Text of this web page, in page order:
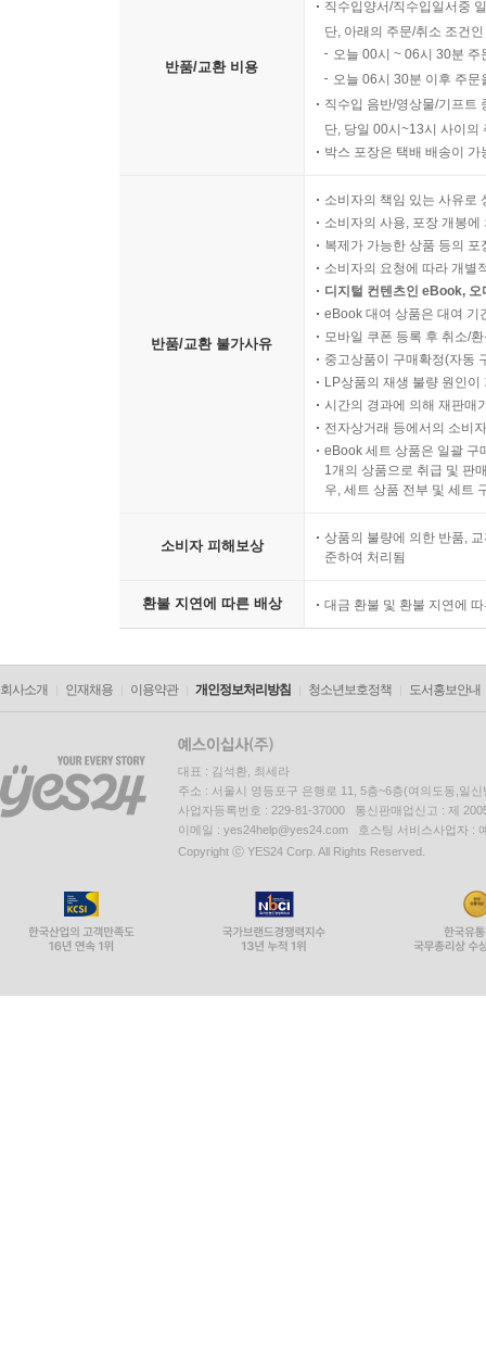
반품/교환 비용
직수입양서/직수입일서중
단, 아래의 주문/취소 조건
오늘 00시 ~ 06시 30분
오늘 06시 30분 이후 주
직수입 음반/영상물/기프트
단, 당일 00시~13시 사이의
박스 포장은 택배 배송이
반품/교환 불가사유
소비자의 책임 있는 사유로
소비자의 사용, 포장 개봉
복제가 가능한 상품 등의
소비자의 요청에 따라 개별
디지털 컨텐츠인 eBook,
eBook 대여 상품은 대여 기
모바일 쿠폰 등록 후 취소/
중고상품이 구매확정(자동
LP상품의 재생 불량 원인
시간의 경과에 의해 재판매
전자상거래 등에서의 소비
eBook 세트 상품은 일괄 구
1개의 상품으로 취급 및 판
우, 세트 상품 전부 및 세트
소비자 피해보상
상품의 불량에 의한 반품,
준하여 처리됨
환불 지연에 따른 배상 대금 환불 및 환불 지연에
회사소개 인재채용 이용약관 개인정보처리방침 청소년보호정책 도서홍보안내
대표 : 김석환, 최세라
주소 : 서울시 영등포구 은행로 11, 5층~6층(여의도동,일신
사업자등록번호 : 229-81-37000 통신판매업신고 : 제
이메일 : yes24help@yes24.com 호스팅 서비스사업자 :
Copyright ⓒ YES24 Corp. All Rights Reserved.